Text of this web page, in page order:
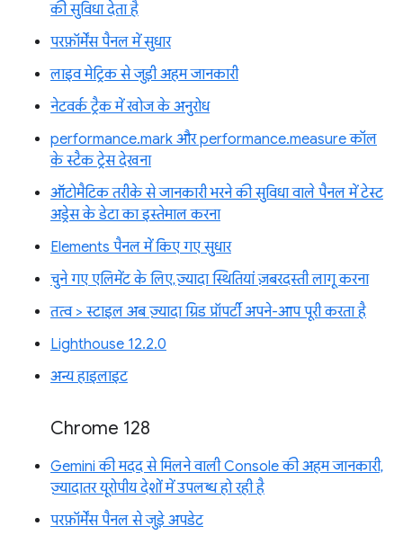
की सुविधा देता है
परफ़ॉर्मेंस पैनल में सुधार
लाइव मेट्रिक से जुड़ी अहम जानकारी
नेटवर्क ट्रैक में खोज के अनुरोध
performance.mark और performance.measure कॉल
के स्टैक ट्रेस देखना
ऑटोमैटिक तरीके से जानकारी भरने की सुविधा वाले पैनल में टेस्ट
अड्रेस के डेटा का इस्तेमाल करना
Elements पैनल में किए गए सुधार
चुने गए एलिमेंट के लिए, ज़्यादा स्थितियां ज़बरदस्ती लागू करना
तत्व > स्टाइल अब ज़्यादा ग्रिड प्रॉपर्टी अपने-आप पूरी करता है
Lighthouse 12.2.0
अन्य हाइलाइट
Chrome 128
Gemini की मदद से मिलने वाली Console की अहम जानकारी,
ज़्यादातर यूरोपीय देशों में उपलब्ध हो रही है
परफ़ॉर्मेंस पैनल से जुड़े अपडेट